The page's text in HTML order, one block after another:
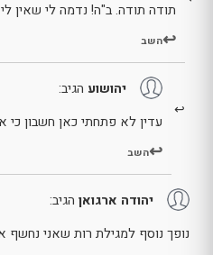
תודה תודה. ב"ה! נדמה לי שאין
השב
יהושוע הגיב:
עדין לא פתחתי כאן חשבון כי
השב
יהודה ארגואן הגיב:
נופך נוסף למגילת רות שאני נחשף